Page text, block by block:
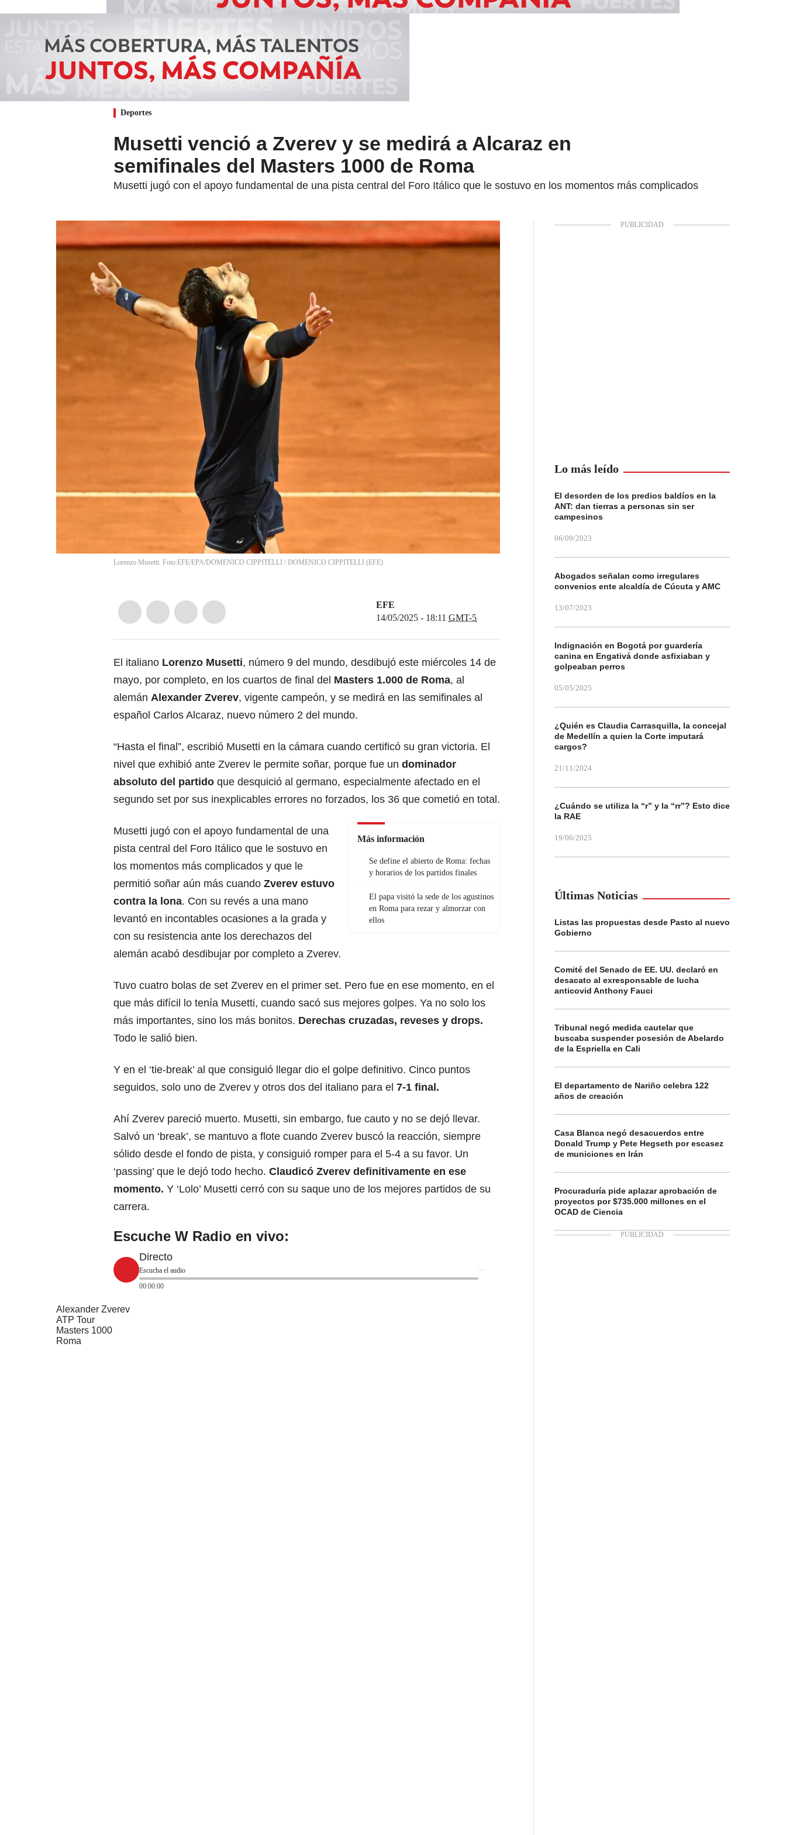
Deportes
Musetti venció a Zverev y se medirá a Alcaraz en
semifinales del Masters 1000 de Roma
Musetti jugó con el apoyo fundamental de una pista central del Foro Itálico que le sostuvo en los momentos más complicados
Lorenzo Musetti. Foto:EFE/EPA/DOMENICO CIPPITELLI / DOMENICO CIPPITELLI (EFE)
EFE
14/05/2025 - 18:11 GMT-5
El italiano Lorenzo Musetti, número 9 del mundo, desdibujó este miércoles 14 de
mayo, por completo, en los cuartos de final del Masters 1.000 de Roma, al
alemán Alexander Zverev, vigente campeón, y se medirá en las semifinales al
español Carlos Alcaraz, nuevo número 2 del mundo.
“Hasta el final”, escribió Musetti en la cámara cuando certificó su gran victoria. El
nivel que exhibió ante Zverev le permite soñar, porque fue un dominador
absoluto del partido que desquició al germano, especialmente afectado en el
segundo set por sus inexplicables errores no forzados, los 36 que cometió en total.
Más información
Se define el abierto de Roma: fechas
y horarios de los partidos finales
El papa visitó la sede de los agustinos
en Roma para rezar y almorzar con
ellos
Musetti jugó con el apoyo fundamental de una
pista central del Foro Itálico que le sostuvo en
los momentos más complicados y que le
permitió soñar aún más cuando Zverev estuvo
contra la lona. Con su revés a una mano
levantó en incontables ocasiones a la grada y
con su resistencia ante los derechazos del
alemán acabó desdibujar por completo a Zverev.
Tuvo cuatro bolas de set Zverev en el primer set. Pero fue en ese momento, en el
que más difícil lo tenía Musetti, cuando sacó sus mejores golpes. Ya no solo los
más importantes, sino los más bonitos. Derechas cruzadas, reveses y drops.
Todo le salió bien.
Y en el ‘tie-break’ al que consiguió llegar dio el golpe definitivo. Cinco puntos
seguidos, solo uno de Zverev y otros dos del italiano para el 7-1 final.
Ahí Zverev pareció muerto. Musetti, sin embargo, fue cauto y no se dejó llevar.
Salvó un ‘break’, se mantuvo a flote cuando Zverev buscó la reacción, siempre
sólido desde el fondo de pista, y consiguió romper para el 5-4 a su favor. Un
‘passing’ que le dejó todo hecho. Claudicó Zverev definitivamente en ese
momento. Y ‘Lolo’ Musetti cerró con su saque uno de los mejores partidos de su
carrera.
Escuche W Radio en vivo:
Directo
Escucha el audio
00:00:00
Alexander Zverev
ATP Tour
Masters 1000
Roma
Lo más leído
El desorden de los predios baldíos en la
ANT: dan tierras a personas sin ser
campesinos
06/09/2023
Abogados señalan como irregulares
convenios ente alcaldía de Cúcuta y AMC
13/07/2023
Indignación en Bogotá por guardería
canina en Engativá donde asfixiaban y
golpeaban perros
05/05/2025
¿Quién es Claudia Carrasquilla, la concejal
de Medellín a quien la Corte imputará
cargos?
21/11/2024
¿Cuándo se utiliza la “r” y la “rr”? Esto dice
la RAE
19/06/2025
Últimas Noticias
Listas las propuestas desde Pasto al nuevo
Gobierno
Comité del Senado de EE. UU. declaró en
desacato al exresponsable de lucha
anticovid Anthony Fauci
Tribunal negó medida cautelar que
buscaba suspender posesión de Abelardo
de la Espriella en Cali
El departamento de Nariño celebra 122
años de creación
Casa Blanca negó desacuerdos entre
Donald Trump y Pete Hegseth por escasez
de municiones en Irán
Procuraduría pide aplazar aprobación de
proyectos por $735.000 millones en el
OCAD de Ciencia